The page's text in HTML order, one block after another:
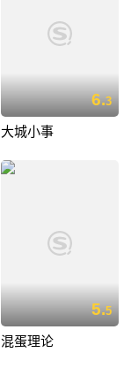
6.3
大城小事
5.5
混蛋理论